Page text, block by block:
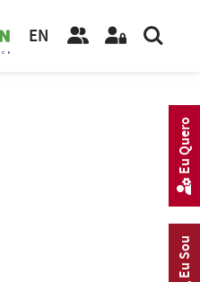
EN
Eu Sou
Eu Quero